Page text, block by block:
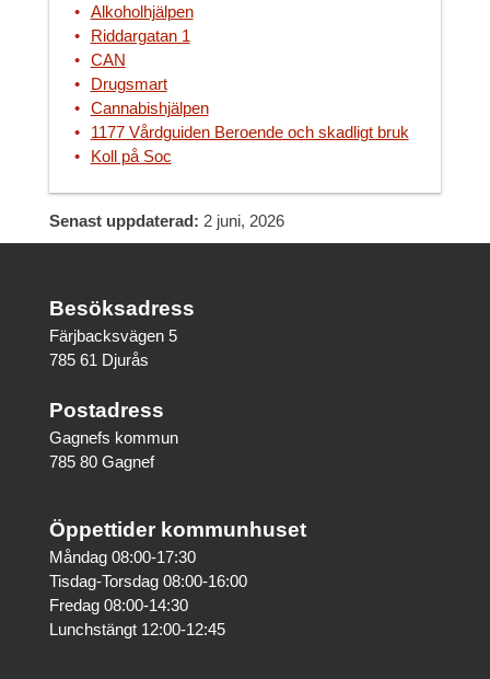
Alkoholhjälpen
Riddargatan 1
CAN
Drugsmart
Cannabishjälpen
1177 Vårdguiden Beroende och skadligt bruk
Koll på Soc
Senast uppdaterad: 2 juni, 2026
Besöksadress
Färjbacksvägen 5
785 61 Djurås
Postadress
Gagnefs kommun
785 80 Gagnef
Öppettider kommunhuset
Måndag 08:00-17:30
Tisdag-Torsdag 08:00-16:00
Fredag 08:00-14:30
Lunchstängt 12:00-12:45